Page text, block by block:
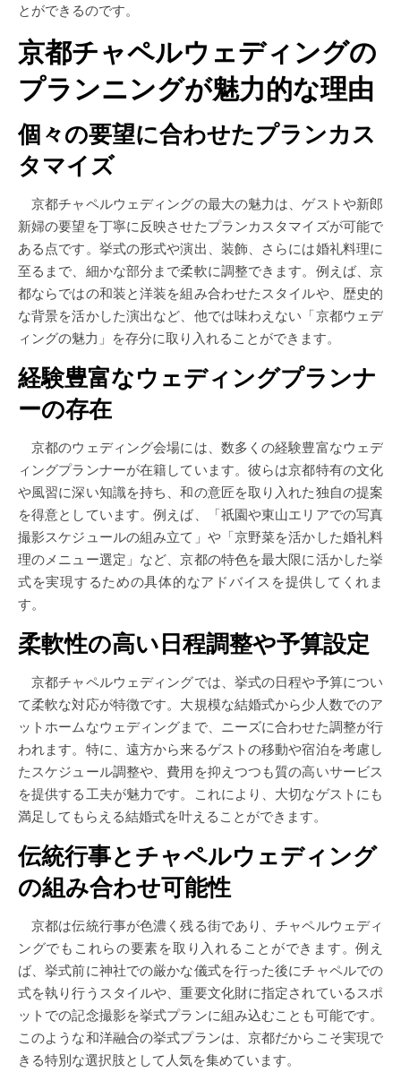
とができるのです。
京都チャペルウェディングの
プランニングが魅力的な理由
個々の要望に合わせたプランカス
タマイズ
京都チャペルウェディングの最大の魅力は、ゲストや新郎
新婦の要望を丁寧に反映させたプランカスタマイズが可能で
ある点です。挙式の形式や演出、装飾、さらには婚礼料理に
至るまで、細かな部分まで柔軟に調整できます。例えば、京
都ならではの和装と洋装を組み合わせたスタイルや、歴史的
な背景を活かした演出など、他では味わえない「京都ウェデ
ィングの魅力」を存分に取り入れることができます。
経験豊富なウェディングプランナ
ーの存在
京都のウェディング会場には、数多くの経験豊富なウェデ
ィングプランナーが在籍しています。彼らは京都特有の文化
や風習に深い知識を持ち、和の意匠を取り入れた独自の提案
を得意としています。例えば、「祇園や東山エリアでの写真
撮影スケジュールの組み立て」や「京野菜を活かした婚礼料
理のメニュー選定」など、京都の特色を最大限に活かした挙
式を実現するための具体的なアドバイスを提供してくれま
す。
柔軟性の高い日程調整や予算設定
京都チャペルウェディングでは、挙式の日程や予算につい
て柔軟な対応が特徴です。大規模な結婚式から少人数でのア
ットホームなウェディングまで、ニーズに合わせた調整が行
われます。特に、遠方から来るゲストの移動や宿泊を考慮し
たスケジュール調整や、費用を抑えつつも質の高いサービス
を提供する工夫が魅力です。これにより、大切なゲストにも
満足してもらえる結婚式を叶えることができます。
伝統行事とチャペルウェディング
の組み合わせ可能性
京都は伝統行事が色濃く残る街であり、チャペルウェディ
ングでもこれらの要素を取り入れることができます。例え
ば、挙式前に神社での厳かな儀式を行った後にチャペルでの
式を執り行うスタイルや、重要文化財に指定されているスポ
ットでの記念撮影を挙式プランに組み込むことも可能です。
このような和洋融合の挙式プランは、京都だからこそ実現で
きる特別な選択肢として人気を集めています。